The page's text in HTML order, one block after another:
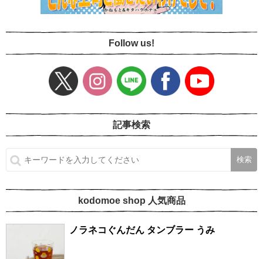
Follow us!
記事検索
kodomoe shop 人気商品
ノラネコぐんだん タンブラー うみ